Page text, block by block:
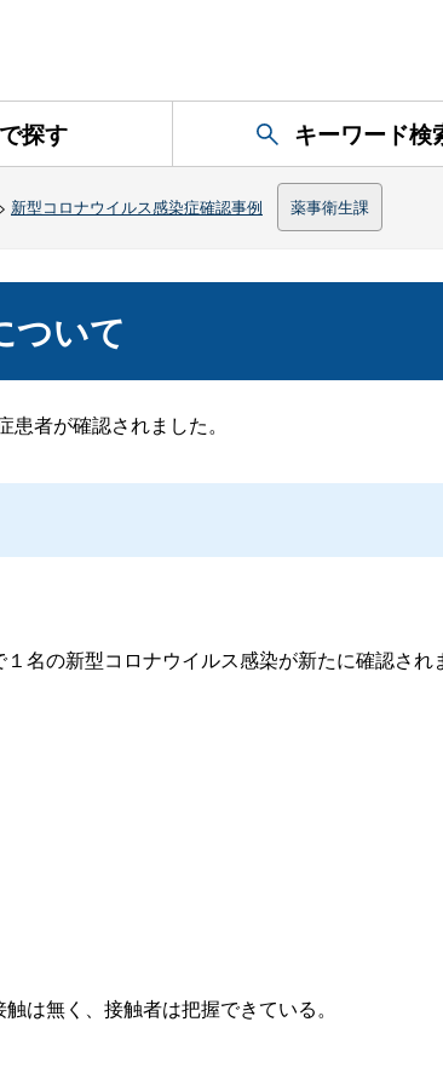
探す キーワード検
> 新型コロナウイルス感染症確認事例 薬事衛生課
ついて
者が確認されました。
名の新型コロナウイルス感染が新たに確認され
は無く、接触者は把握できている。